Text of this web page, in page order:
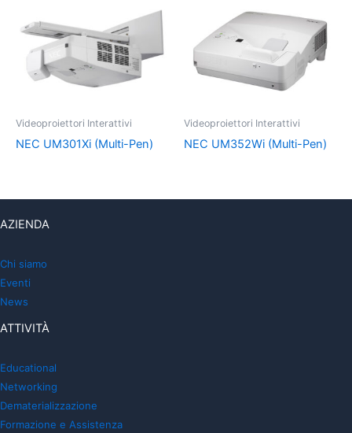
Videoproiettori Interattivi
NEC UM301Xi (Multi-Pen)
Videoproiettori Interattivi
NEC UM352Wi (Multi-Pen)
AZIENDA
Chi siamo
Eventi
News
ATTIVITÀ
Educational
Networking
Dematerializzazione
Formazione e Assistenza